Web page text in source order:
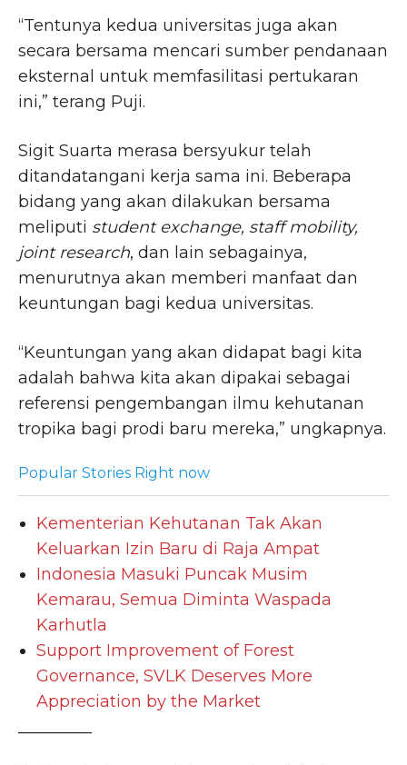
“Tentunya kedua universitas juga akan
secara bersama mencari sumber pendanaan
eksternal untuk memfasilitasi pertukaran
ini,” terang Puji.
Sigit Suarta merasa bersyukur telah
ditandatangani kerja sama ini. Beberapa
bidang yang akan dilakukan bersama
meliputi student exchange, staff mobility,
joint research, dan lain sebagainya,
menurutnya akan memberi manfaat dan
keuntungan bagi kedua universitas.
“Keuntungan yang akan didapat bagi kita
adalah bahwa kita akan dipakai sebagai
referensi pengembangan ilmu kehutanan
tropika bagi prodi baru mereka,” ungkapnya.
Popular Stories Right now
Kementerian Kehutanan Tak Akan
Keluarkan Izin Baru di Raja Ampat
Indonesia Masuki Puncak Musim
Kemarau, Semua Diminta Waspada
Karhutla
Support Improvement of Forest
Governance, SVLK Deserves More
Appreciation by the Market